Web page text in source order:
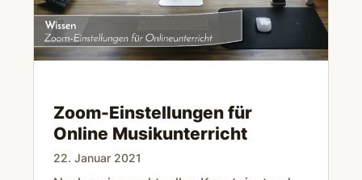
Zoom-Einstellungen für
Online Musikunterricht
22. Januar 2021